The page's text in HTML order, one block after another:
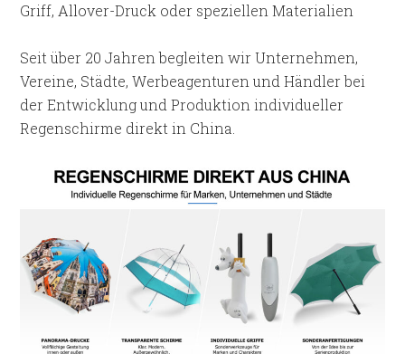
Griff, Allover-Druck oder speziellen Materialien
Seit über 20 Jahren begleiten wir Unternehmen,
Vereine, Städte, Werbeagenturen und Händler bei
der Entwicklung und Produktion individueller
Regenschirme direkt in China.